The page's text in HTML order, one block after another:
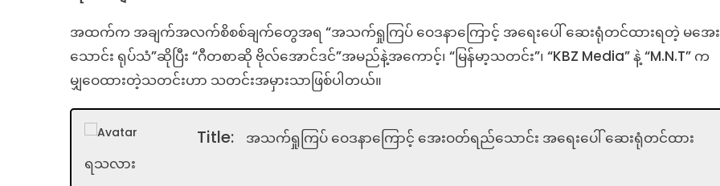
အထက်က အချက်အလက်စိစစ်ချက်တွေအရ “အသက်ရှုကြပ် ဝေဒနာကြောင့် အရေးပေါ် ဆေးရုံတင်ထားရတဲ့ မအေး
သောင်း ရုပ်သံ”ဆိုပြီး “ဂီတစာဆို ဗိုလ်အောင်ဒင်”အမည်နဲ့အကောင့်၊ “မြန်မာ့သတင်း”၊ “KBZ Media” နဲ့ “M.N.T” က
မျှဝေထားတဲ့သတင်းဟာ သတင်းအမှားသာဖြစ်ပါတယ်။
Title:
အသက်ရှုကြပ် ဝေဒနာကြောင့် အေးဝတ်ရည်သောင်း အရေးပေါ် ဆေးရုံတင်ထား
ရသလား